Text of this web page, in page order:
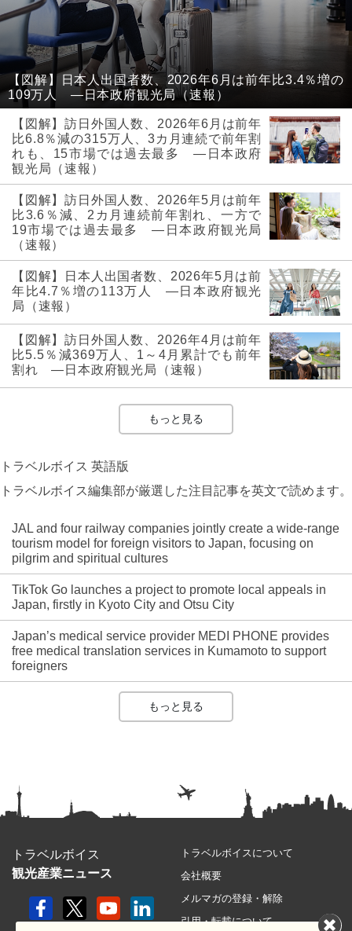
【図解】日本人出国者数、2026年6月は前年比3.4％増の
109万人 ―日本政府観光局（速報）
【図解】訪日外国人数、2026年6月は前年
比6.8％減の315万人、3カ月連続で前年割
れも、15市場では過去最多 ―日本政府
観光局（速報）
【図解】訪日外国人数、2026年5月は前年
比3.6％減、2カ月連続前年割れ、一方で
19市場では過去最多 ―日本政府観光局
（速報）
【図解】日本人出国者数、2026年5月は前
年比4.7％増の113万人 ―日本政府観光
局（速報）
【図解】訪日外国人数、2026年4月は前年
比5.5％減369万人、1～4月累計でも前年
割れ ―日本政府観光局（速報）
もっと見る
トラベルボイス 英語版
トラベルボイス編集部が厳選した注目記事を英文で読めます。
JAL and four railway companies jointly create a wide-range
tourism model for foreign visitors to Japan, focusing on
pilgrim and spiritual cultures
TikTok Go launches a project to promote local appeals in
Japan, firstly in Kyoto City and Otsu City
Japan’s medical service provider MEDI PHONE provides
free medical translation services in Kumamoto to support
foreigners
もっと見る
トラベルボイス
観光産業ニュース
トラベルボイスについて
会社概要
メルマガの登録・解除
引用・転載について